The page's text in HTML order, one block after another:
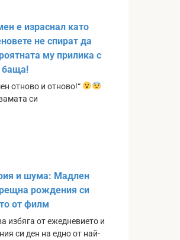
е израснал като
не спират да
му прилика с
баща!
отново и отново!“
си
и шума: Мадлен
рождения си
от филм
избяга от ежедневието и
си ден на едно от най-